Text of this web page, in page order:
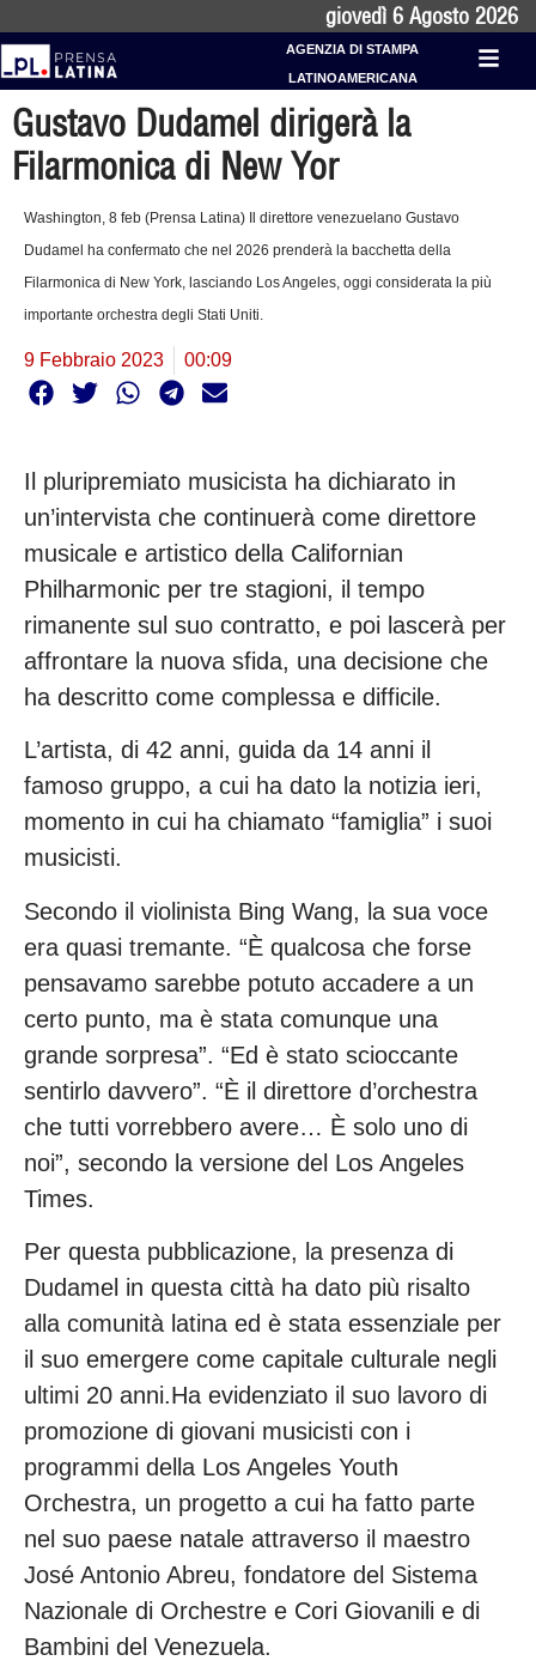
giovedì 6 Agosto 2026
AGENZIA DI STAMPA
LATINOAMERICANA
Gustavo Dudamel dirigerà la
Filarmonica di New Yor
Washington, 8 feb (Prensa Latina) Il direttore venezuelano Gustavo
Dudamel ha confermato che nel 2026 prenderà la bacchetta della
Filarmonica di New York, lasciando Los Angeles, oggi considerata la più
importante orchestra degli Stati Uniti.
9 Febbraio 2023 00:09
Il pluripremiato musicista ha dichiarato in
un’intervista che continuerà come direttore
musicale e artistico della Californian
Philharmonic per tre stagioni, il tempo
rimanente sul suo contratto, e poi lascerà per
affrontare la nuova sfida, una decisione che
ha descritto come complessa e difficile.
L’artista, di 42 anni, guida da 14 anni il
famoso gruppo, a cui ha dato la notizia ieri,
momento in cui ha chiamato “famiglia” i suoi
musicisti.
Secondo il violinista Bing Wang, la sua voce
era quasi tremante. “È qualcosa che forse
pensavamo sarebbe potuto accadere a un
certo punto, ma è stata comunque una
grande sorpresa”. “Ed è stato scioccante
sentirlo davvero”. “È il direttore d’orchestra
che tutti vorrebbero avere… È solo uno di
noi”, secondo la versione del Los Angeles
Times.
Per questa pubblicazione, la presenza di
Dudamel in questa città ha dato più risalto
alla comunità latina ed è stata essenziale per
il suo emergere come capitale culturale negli
ultimi 20 anni.Ha evidenziato il suo lavoro di
promozione di giovani musicisti con i
programmi della Los Angeles Youth
Orchestra, un progetto a cui ha fatto parte
nel suo paese natale attraverso il maestro
José Antonio Abreu, fondatore del Sistema
Nazionale di Orchestre e Cori Giovanili e di
Bambini del Venezuela.